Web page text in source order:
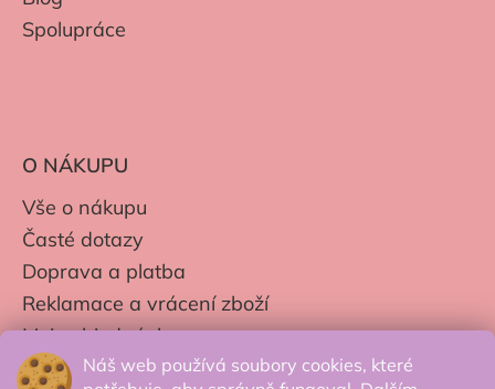
Náš web používá soubory cookies, které
Spolupráce
O NÁKUPU
Vše o nákupu
Časté dotazy
Doprava a platba
Reklamace a vrácení zboží
Moje objednávky
Obchodní podmínky